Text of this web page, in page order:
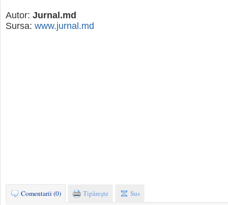
Autor: Jurnal.md
Sursa: www.jurnal.md
Comentarii (0) Tipăreşte Sus